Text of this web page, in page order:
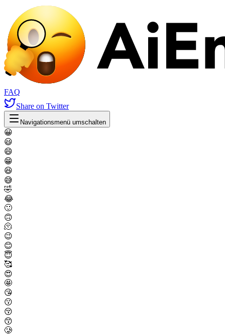
FAQ
Share on Twitter
Navigationsmenü umschalten
😀
😃
😄
😁
😆
😅
🤣
😂
🙂
🙃
🫠
😉
😊
😇
🥰
😍
🤩
😘
😗
😚
😙
🥲